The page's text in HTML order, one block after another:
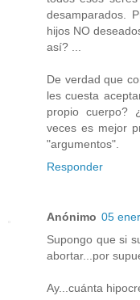
desamparados.
hijos NO
así? ...
De verdad que
les cuesta
propio cuerpo?
veces es mejor
"argumentos".
Responder
Anónimo 05
Supongo que si
abortar...por
Ay...cuánta